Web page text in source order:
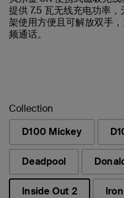
提供 7.5 瓦无线充电功率
架使用方便且可解放双手
频通话。
Collection
D100 Mickey
Deadpool
Inside Out 2